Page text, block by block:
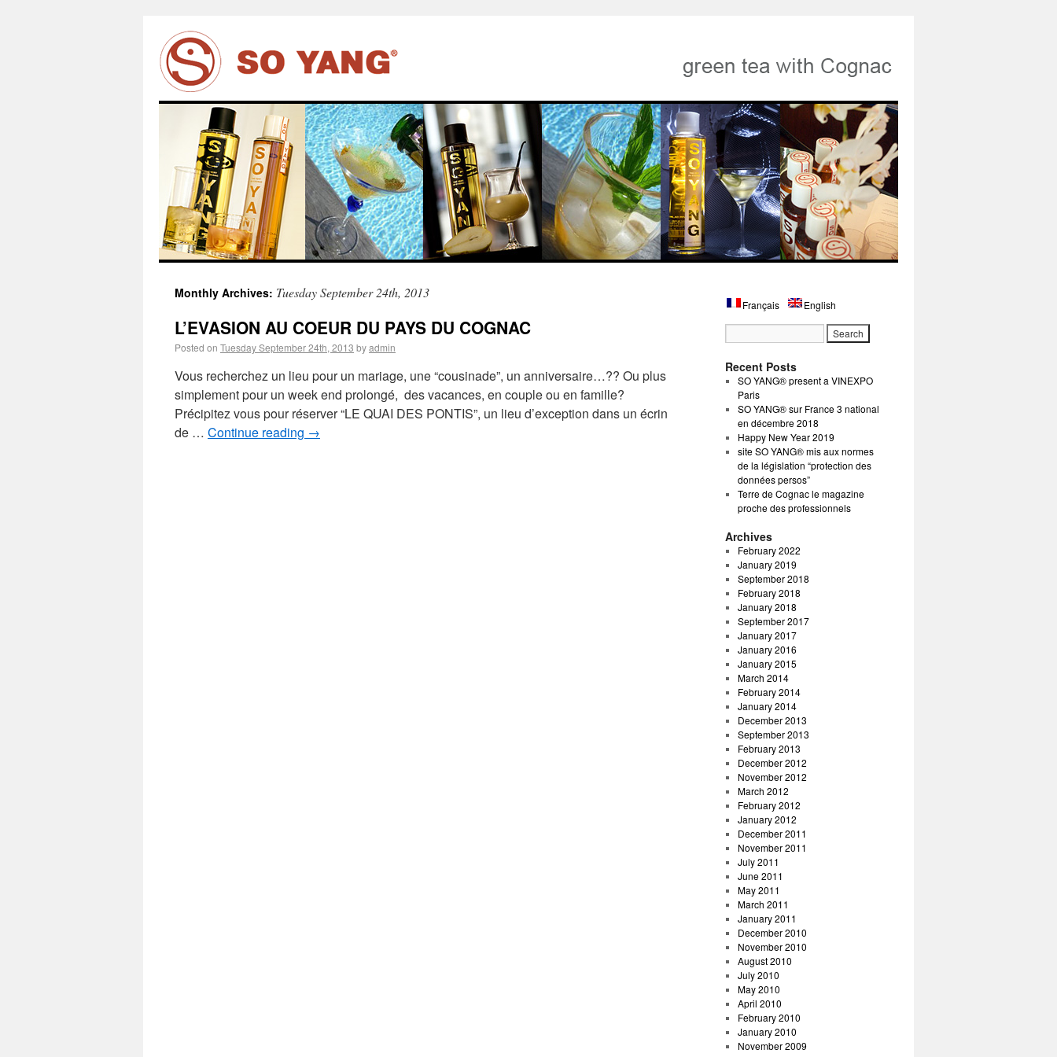
Monthly Archives: Tuesday September 24th, 2013
L’EVASION AU COEUR DU PAYS DU COGNAC
Posted on Tuesday September 24th, 2013 byadmin
Vous recherchez un lieu pour un mariage, une “cousinade”, un anniversaire…?? Ou plus
simplement pour un week end prolongé, des vacances, en couple ou en famille?
Précipitez vous pour réserver “LE QUAI DES PONTIS”, un lieu d’exception dans un écrin
de … Continue reading →
Français English
Recent Posts
SO YANG® present a VINEXPO
Paris
SO YANG® sur France 3 national
en décembre 2018
Happy New Year 2019
site SO YANG® mis aux normes
de la législation “protection des
données persos”
Terre de Cognac le magazine
proche des professionnels
Archives
February 2022
January 2019
September 2018
February 2018
January 2018
September 2017
January 2017
January 2016
January 2015
March 2014
February 2014
January 2014
December 2013
September 2013
February 2013
December 2012
November 2012
March 2012
February 2012
January 2012
December 2011
November 2011
July 2011
June 2011
May 2011
March 2011
January 2011
December 2010
November 2010
August 2010
July 2010
May 2010
April 2010
February 2010
January 2010
November 2009